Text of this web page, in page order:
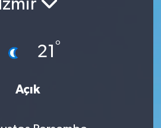
İzmir
21 °
Açık